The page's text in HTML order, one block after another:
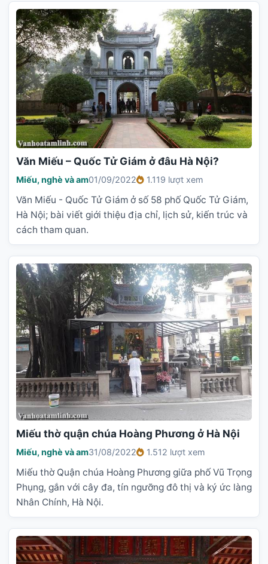
Văn Miếu – Quốc Tử Giám ở đâu Hà Nội?
Miếu, nghè và am01/09/2022 1.119 lượt xem
Văn Miếu - Quốc Tử Giám ở số 58 phố Quốc Tử Giám,
Hà Nội; bài viết giới thiệu địa chỉ, lịch sử, kiến trúc và
cách tham quan.
Miếu thờ quận chúa Hoàng Phương ở Hà Nội
Miếu, nghè và am31/08/2022 1.512 lượt xem
Miếu thờ Quận chúa Hoàng Phương giữa phố Vũ Trọng
Phụng, gắn với cây đa, tín ngưỡng đô thị và ký ức làng
Nhân Chính, Hà Nội.